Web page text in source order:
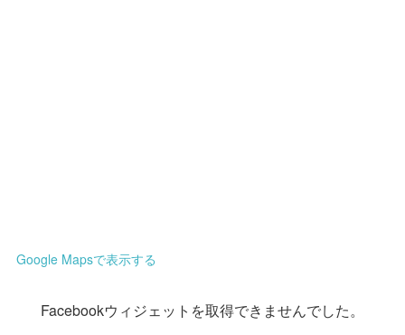
Google Mapsで表示する
Facebookウィジェットを取得できませんでした。